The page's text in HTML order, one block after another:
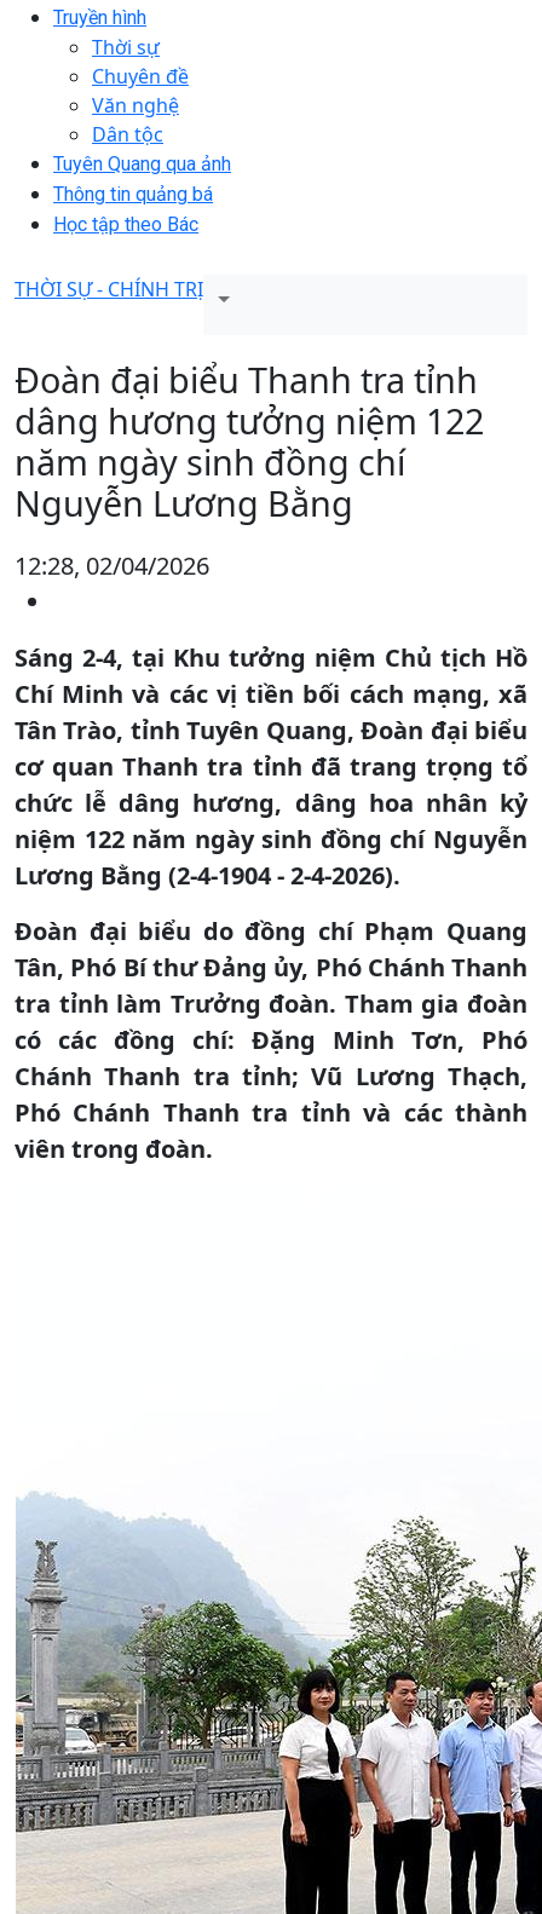
Truyền hình
Thời sự
Chuyên đề
Văn nghệ
Dân tộc
Tuyên Quang qua ảnh
Thông tin quảng bá
Học tập theo Bác
THỜI SỰ - CHÍNH TRỊ
Đoàn đại biểu Thanh tra tỉnh
dâng hương tưởng niệm 122
năm ngày sinh đồng chí
Nguyễn Lương Bằng
12:28, 02/04/2026
​Sáng 2-4, tại Khu tưởng niệm Chủ tịch Hồ
Chí Minh và các vị tiền bối cách mạng, xã
Tân Trào, tỉnh Tuyên Quang, Đoàn đại biểu
cơ quan Thanh tra tỉnh đã trang trọng tổ
chức lễ dâng hương, dâng hoa nhân kỷ
niệm 122 năm ngày sinh đồng chí Nguyễn
Lương Bằng (2-4-1904 - 2-4-2026).
Đoàn đại biểu do đồng chí Phạm Quang
Tân, Phó Bí thư Đảng ủy, Phó Chánh Thanh
tra tỉnh làm Trưởng đoàn. Tham gia đoàn
có các đồng chí: Đặng Minh Tơn, Phó
Chánh Thanh tra tỉnh; Vũ Lương Thạch,
Phó Chánh Thanh tra tỉnh và các thành
viên trong đoàn.